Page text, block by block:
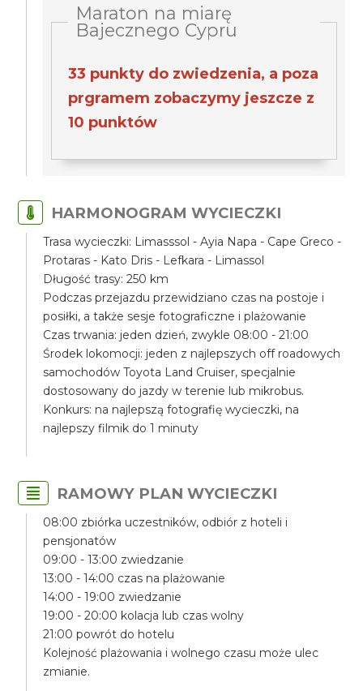
Maraton na miarę
Bajecznego Cypru
33 punkty do zwiedzenia, a poza
prgramem zobaczymy jeszcze z
10 punktów
HARMONOGRAM WYCIECZKI
Trasa wycieczki: Limasssol - Ayia Napa - Cape Greco -
Protaras - Kato Dris - Lefkara - Limassol
Długość trasy: 250 km
Podczas przejazdu przewidziano czas na postoje i
posiłki, a także sesje fotograficzne i plażowanie
Czas trwania: jeden dzień, zwykle 08:00 - 21:00
Środek lokomocji: jeden z najlepszych off roadowych
samochodów Toyota Land Cruiser, specjalnie
dostosowany do jazdy w terenie lub mikrobus.
Konkurs: na najlepszą fotografię wycieczki, na
najlepszy filmik do 1 minuty
RAMOWY PLAN WYCIECZKI
08:00 zbiórka uczestników, odbiór z hoteli i
pensjonatów
09:00 - 13:00 zwiedzanie
13:00 - 14:00 czas na plażowanie
14:00 - 19:00 zwiedzanie
19:00 - 20:00 kolacja lub czas wolny
21:00 powrót do hotelu
Kolejność plażowania i wolnego czasu może ulec
zmianie.